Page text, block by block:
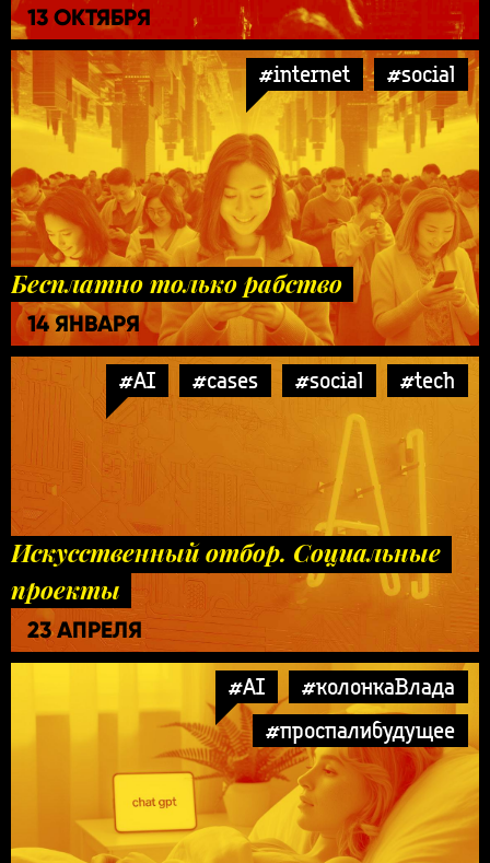
13 ОКТЯБРЯ
#internet #social
Бесплатно только рабство
14 ЯНВАРЯ
#AI #cases #social #tech
Искусственный отбор. Социальные
проекты
23 АПРЕЛЯ
#AI
#колонкаВлада
#проспалибудущее